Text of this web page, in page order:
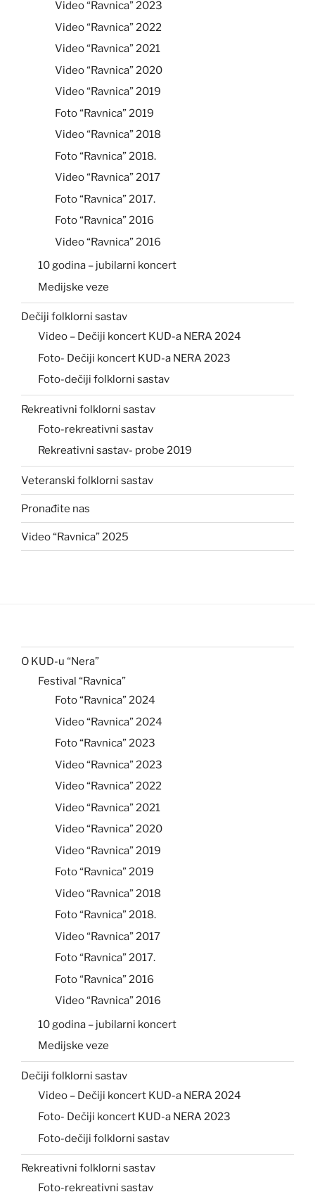
Video “Ravnica” 2023
Video “Ravnica” 2022
Video “Ravnica” 2021
Video “Ravnica” 2020
Video “Ravnica” 2019
Foto “Ravnica” 2019
Video “Ravnica” 2018
Foto “Ravnica” 2018.
Video “Ravnica” 2017
Foto “Ravnica” 2017.
Foto “Ravnica” 2016
Video “Ravnica” 2016
10 godina – jubilarni koncert
Medijske veze
Dečiji folklorni sastav
Video – Dečiji koncert KUD-a NERA 2024
Foto- Dečiji koncert KUD-a NERA 2023
Foto-dečiji folklorni sastav
Rekreativni folklorni sastav
Foto-rekreativni sastav
Rekreativni sastav- probe 2019
Veteranski folklorni sastav
Pronađite nas
Video “Ravnica” 2025
O KUD-u “Nera”
Festival “Ravnica”
Foto “Ravnica” 2024
Video “Ravnica” 2024
Foto “Ravnica” 2023
Video “Ravnica” 2023
Video “Ravnica” 2022
Video “Ravnica” 2021
Video “Ravnica” 2020
Video “Ravnica” 2019
Foto “Ravnica” 2019
Video “Ravnica” 2018
Foto “Ravnica” 2018.
Video “Ravnica” 2017
Foto “Ravnica” 2017.
Foto “Ravnica” 2016
Video “Ravnica” 2016
10 godina – jubilarni koncert
Medijske veze
Dečiji folklorni sastav
Video – Dečiji koncert KUD-a NERA 2024
Foto- Dečiji koncert KUD-a NERA 2023
Foto-dečiji folklorni sastav
Rekreativni folklorni sastav
Foto-rekreativni sastav